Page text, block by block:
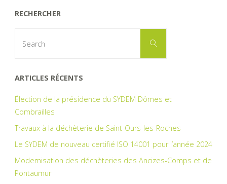
RECHERCHER
Search
ARTICLES RÉCENTS
Élection de la présidence du SYDEM Dômes et
Combrailles
Travaux à la déchèterie de Saint-Ours-les-Roches
Le SYDEM de nouveau certifié ISO 14001 pour l’année 2024
Modernisation des déchèteries des Ancizes-Comps et de
Pontaumur